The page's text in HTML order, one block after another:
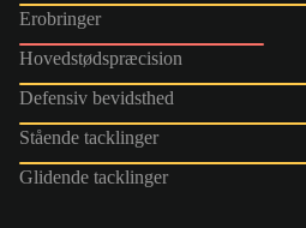
Erobringer
Hovedstødspræcision
Defensiv bevidsthed
Stående tacklinger
Glidende tacklinger